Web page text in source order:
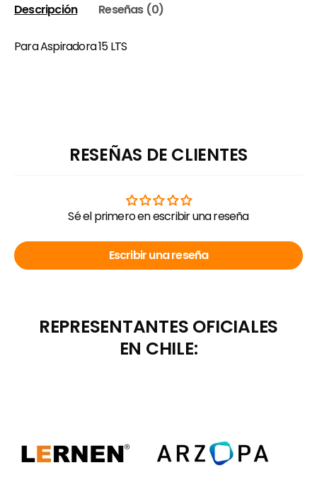
Descripción Reseñas (0)
Para Aspiradora 15 LTS
RESEÑAS DE CLIENTES
Sé el primero en escribir una reseña
Escribir una reseña
REPRESENTANTES OFICIALES
EN CHILE: